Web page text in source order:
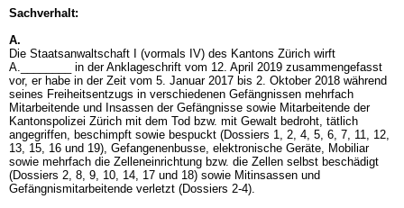
Sachverhalt:
A.
Die Staatsanwaltschaft I (vormals IV) des Kantons Zürich wirft
A.________ in der Anklageschrift vom 12. April 2019 zusammengefasst
vor, er habe in der Zeit vom 5. Januar 2017 bis 2. Oktober 2018 während
seines Freiheitsentzugs in verschiedenen Gefängnissen mehrfach
Mitarbeitende und Insassen der Gefängnisse sowie Mitarbeitende der
Kantonspolizei Zürich mit dem Tod bzw. mit Gewalt bedroht, tätlich
angegriffen, beschimpft sowie bespuckt (Dossiers 1, 2, 4, 5, 6, 7, 11, 12,
13, 15, 16 und 19), Gefangenenbusse, elektronische Geräte, Mobiliar
sowie mehrfach die Zelleneinrichtung bzw. die Zellen selbst beschädigt
(Dossiers 2, 8, 9, 10, 14, 17 und 18) sowie Mitinsassen und
Gefängnismitarbeitende verletzt (Dossiers 2-4).